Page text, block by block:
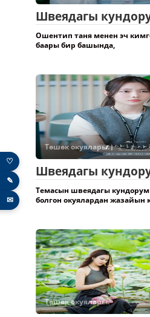
Швеядагы
Ошентип таня менен эч
баары бир башында,
Төшөк окуялары.
Швеядагы
Темасын швеядагы
болгон окуялардан жазайын
Төшөк окуялары.
♡
✎
✉